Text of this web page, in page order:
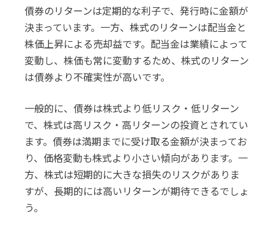
債券のリターンは定期的な利子で、発行時に金額が
決まっています。一方、株式のリターンは配当金と
株価上昇による売却益です。配当金は業績によって
変動し、株価も常に変動するため、株式のリターン
は債券より不確実性が高いです。
一般的に、債券は株式より低リスク・低リターン
で、株式は高リスク・高リターンの投資とされてい
ます。債券は満期までに受け取る金額が決まってお
り、価格変動も株式より小さい傾向があります。一
方、株式は短期的に大きな損失のリスクがありま
すが、長期的には高いリターンが期待できるでしょ
う。